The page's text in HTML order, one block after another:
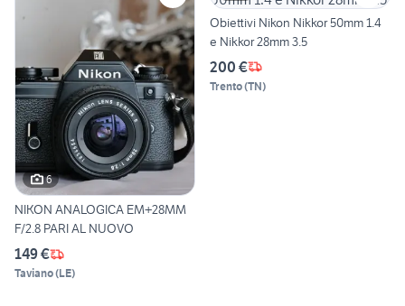
6
NIKON ANALOGICA EM+28MM
F/2.8 PARI AL NUOVO
149 €
Taviano(LE)
Obiettivi Nikon Nikkor 50mm 1.4
e Nikkor 28mm 3.5
200 €
Trento(TN)